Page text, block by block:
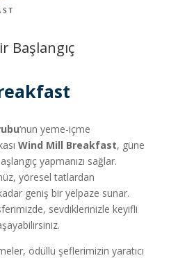
Başlangıç
‘nun yeme-içme
Wind Mill Breakfast, güne
yapmanızı sağlar.
yöresel tatlardan
geniş bir yelpaze sunar.
sevdiklerinizle keyifli
ödüllü şeflerimizin yaratıcı